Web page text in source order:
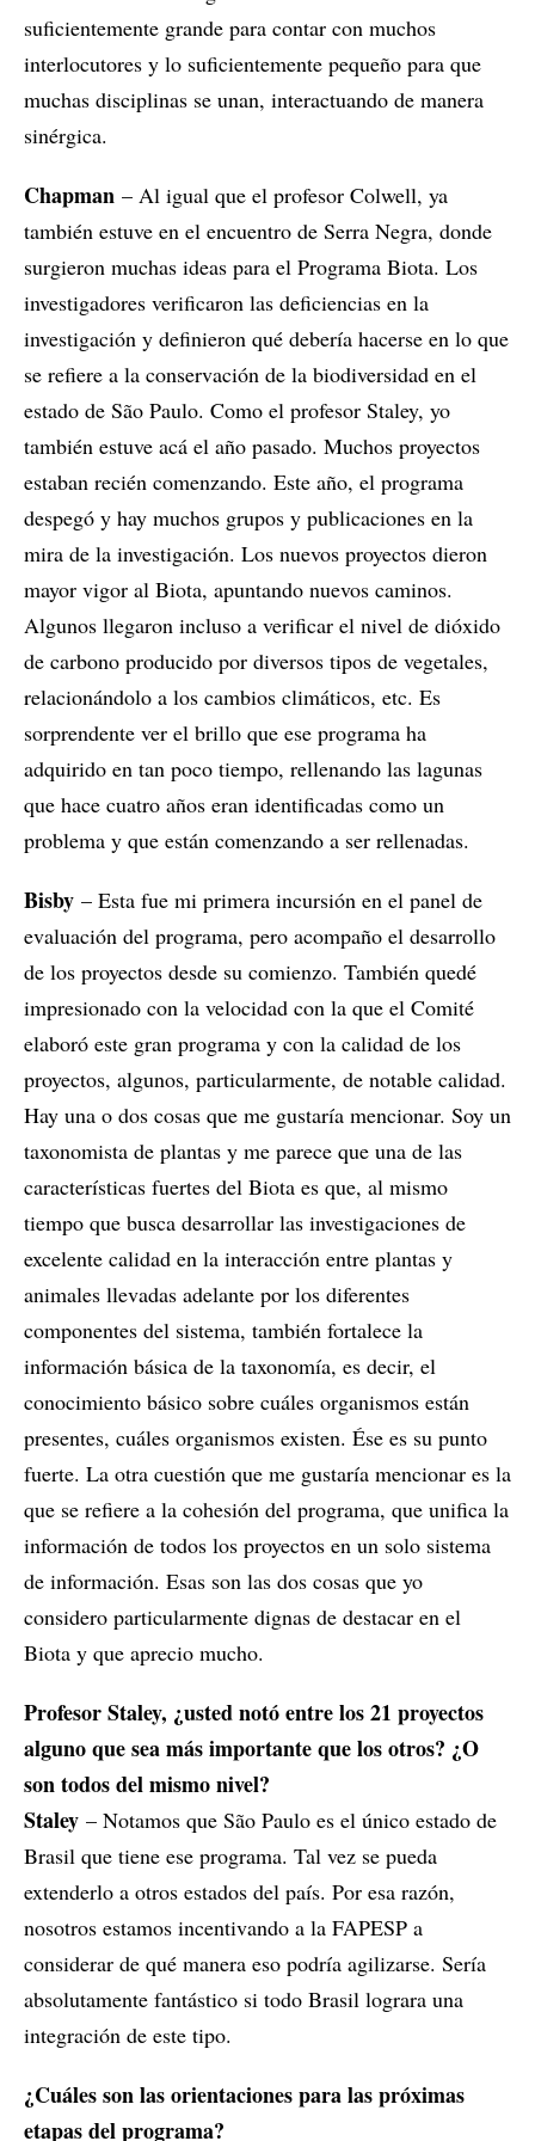
suficientemente grande para contar con muchos
interlocutores y lo suficientemente pequeño para que
muchas disciplinas se unan, interactuando de manera
sinérgica.
Chapman – Al igual que el profesor Colwell, ya
también estuve en el encuentro de Serra Negra, donde
surgieron muchas ideas para el Programa Biota. Los
investigadores verificaron las deficiencias en la
investigación y definieron qué debería hacerse en lo que
se refiere a la conservación de la biodiversidad en el
estado de São Paulo. Como el profesor Staley, yo
también estuve acá el año pasado. Muchos proyectos
estaban recién comenzando. Este año, el programa
despegó y hay muchos grupos y publicaciones en la
mira de la investigación. Los nuevos proyectos dieron
mayor vigor al Biota, apuntando nuevos caminos.
Algunos llegaron incluso a verificar el nivel de dióxido
de carbono producido por diversos tipos de vegetales,
relacionándolo a los cambios climáticos, etc. Es
sorprendente ver el brillo que ese programa ha
adquirido en tan poco tiempo, rellenando las lagunas
que hace cuatro años eran identificadas como un
problema y que están comenzando a ser rellenadas.
Bisby – Esta fue mi primera incursión en el panel de
evaluación del programa, pero acompaño el desarrollo
de los proyectos desde su comienzo. También quedé
impresionado con la velocidad con la que el Comité
elaboró este gran programa y con la calidad de los
proyectos, algunos, particularmente, de notable calidad.
Hay una o dos cosas que me gustaría mencionar. Soy un
taxonomista de plantas y me parece que una de las
características fuertes del Biota es que, al mismo
tiempo que busca desarrollar las investigaciones de
excelente calidad en la interacción entre plantas y
animales llevadas adelante por los diferentes
componentes del sistema, también fortalece la
información básica de la taxonomía, es decir, el
conocimiento básico sobre cuáles organismos están
presentes, cuáles organismos existen. Ése es su punto
fuerte. La otra cuestión que me gustaría mencionar es la
que se refiere a la cohesión del programa, que unifica la
información de todos los proyectos en un solo sistema
de información. Esas son las dos cosas que yo
considero particularmente dignas de destacar en el
Biota y que aprecio mucho.
Profesor Staley, ¿usted notó entre los 21 proyectos
alguno que sea más importante que los otros? ¿O
son todos del mismo nivel?
Staley – Notamos que São Paulo es el único estado de
Brasil que tiene ese programa. Tal vez se pueda
extenderlo a otros estados del país. Por esa razón,
nosotros estamos incentivando a la FAPESP a
considerar de qué manera eso podría agilizarse. Sería
absolutamente fantástico si todo Brasil lograra una
integración de este tipo.
¿Cuáles son las orientaciones para las próximas
etapas del programa?